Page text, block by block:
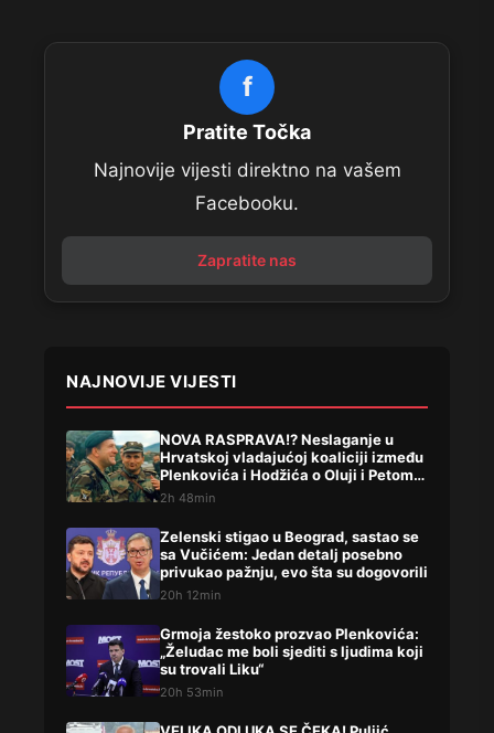
f
Pratite Točka
Najnovije vijesti direktno na vašem
Facebooku.
Zapratite nas
NAJNOVIJE VIJESTI
NOVA RASPRAVA!? Neslaganje u
Hrvatskoj vladajućoj koaliciji između
Plenkovića i Hodžića o Oluji i Petom
korpusu ARBIH!
2h 48min
Zelenski stigao u Beograd, sastao se
sa Vučićem: Jedan detalj posebno
privukao pažnju, evo šta su dogovorili
20h 12min
Grmoja žestoko prozvao Plenkovića:
„Želudac me boli sjediti s ljudima koji
su trovali Liku“
20h 53min